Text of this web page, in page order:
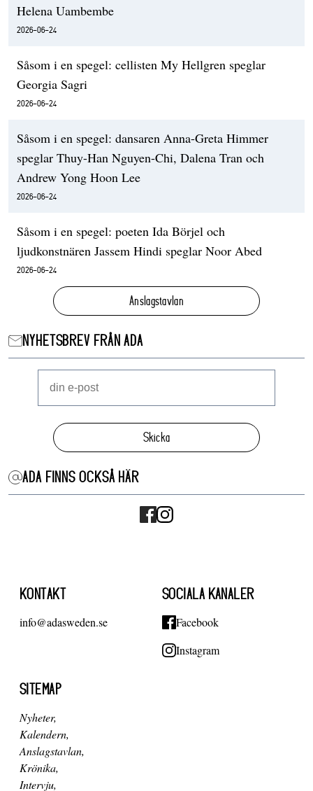
Helena Uambembe
2026-06-24
Såsom i en spegel: cellisten My Hellgren speglar
Georgia Sagri
2026-06-24
Såsom i en spegel: dansaren Anna-Greta Himmer
speglar Thuy-Han Nguyen-Chi, Dalena Tran och
Andrew Yong Hoon Lee
2026-06-24
Såsom i en spegel: poeten Ida Börjel och
ljudkonstnären Jassem Hindi speglar Noor Abed
2026-06-24
Anslagstavlan
NYHETSBREV FRÅN ADA
Skicka
ADA FINNS OCKSÅ HÄR
KONTAKT
info@adasweden.se
SOCIALA KANALER
Facebook
Instagram
SITEMAP
Nyheter
Kalendern
Anslagstavlan
Krönika
Intervju